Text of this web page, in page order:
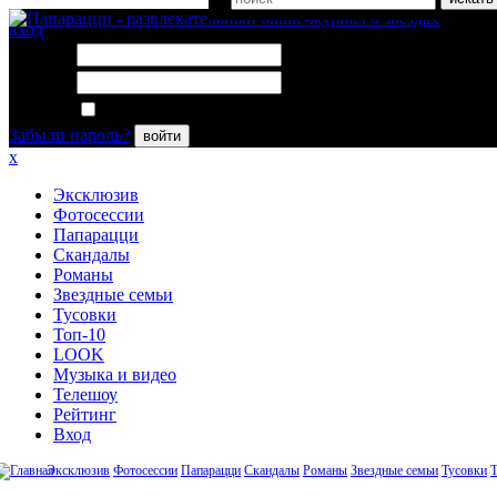
вход
Забыли пароль?
войти
x
Эксклюзив
Фотосессии
Папарацци
Скандалы
Романы
Звездные семьи
Тусовки
Топ-10
LOOK
Музыка и видео
Телешоу
Рейтинг
Вход
Эксклюзив Фотосессии Папарацци Скандалы Романы Звездные семьи Тусовки